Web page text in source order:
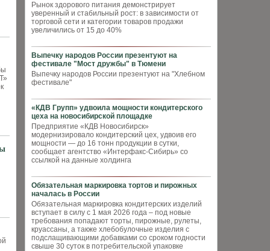
Рынок здорового питания демонстрирует
уверенный и стабильный рост: в зависимости от
торговой сети и категории товаров продажи
увеличились от 15 до 40%
Выпечку народов России презентуют на
фестивале "Мост дружбы" в Тюмени
Выпечку народов России презентуют на "Хлебном
фестивале"
«КДВ Групп» удвоила мощности кондитерского
цеха на новосибирской площадке
Предприятие «КДВ Новосибирск»
модернизировало кондитерский цех, удвоив его
мощности — до 16 тонн продукции в сутки,
сообщает агентство «Интерфакс-Сибирь» со
ссылкой на данные холдинга
Обязательная маркировка тортов и пирожных
началась в России
Обязательная маркировка кондитерских изделий
вступает в силу с 1 мая 2026 года – под новые
требования попадают торты, пирожные, рулеты,
круассаны, а также хлебобулочные изделия с
подслащивающими добавками со сроком годности
свыше 30 суток в потребительской упаковке